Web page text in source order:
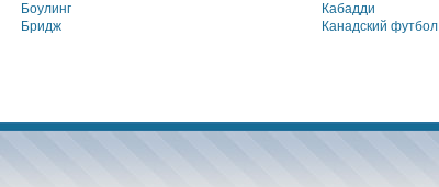
Боулинг
Бридж
Кабадди
Канадский футбол